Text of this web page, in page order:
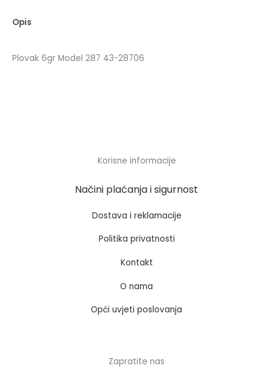
Opis
Plovak 6gr Model 287 43-28706
Korisne informacije
Načini plaćanja i sigurnost
Dostava i reklamacije
Politika privatnosti
Kontakt
O nama
Opći uvjeti poslovanja
Zapratite nas